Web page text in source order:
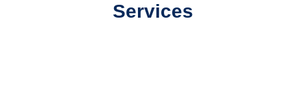
Services